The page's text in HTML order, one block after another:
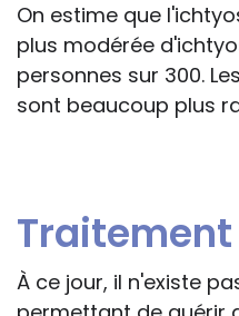
On estime que
plus modérée
personnes sur 300.
sont beaucoup plus
Traitement
À ce jour, il n'existe